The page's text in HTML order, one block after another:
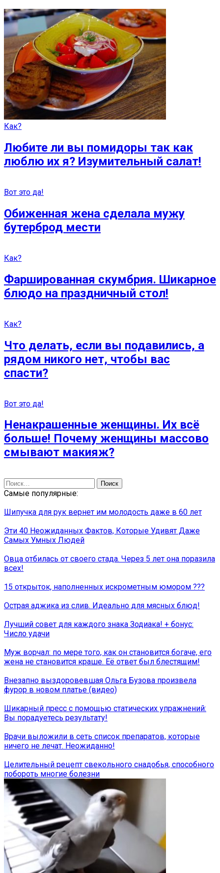
Как?
Любите ли вы помидоры так как
люблю их я? Изумительный салат!
Вот это да!
Обиженная жена сделала мужу
бутерброд мести
Как?
Фаршированная скумбрия. Шикарное
блюдо на праздничный стол!
Как?
Что делать, если вы подавились, а
рядом никого нет, чтобы вас
спасти?
Вот это да!
Ненакрашенные женщины. Их всё
больше! Почему женщины массово
смывают макияж?
Найти:
Самые популярные:
Шипучка для рук вернет им молодость даже в 60 лет
Эти 40 Неожиданных Фактов, Которые Удивят Даже
Самых Умных Людей
Овца отбилась от своего стада. Через 5 лет она поразила
всех!
15 открыток, наполненных искрометным юмором ???
Острая аджика из слив. Идеально для мясных блюд!
Лучший совет для каждого знака Зодиака! + бонус:
Число удачи
Муж ворчал: по мере того, как он становится богаче, его
жена не становится краше. Её ответ был блестящим!
Внезапно выздоровевшая Ольга Бузова произвела
фурор в новом платье (видео)
Шикарный пресс с помощью статических упражнений:
Вы порадуетесь результату!
Врачи выложили в сеть список препаратов, которые
ничего не лечат. Неожиданно!
Целительный рецепт свекольного снадобья, способного
побороть многие болезни